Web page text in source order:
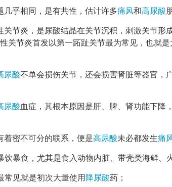
几乎相同，是有共性，估计许多痛风和高尿酸
关节炎，是尿酸结晶在关节沉积，刺激关节形
性关节炎首发以第一跖趾关节最为常见，也就
尿酸不单会损伤关节，还会损害肾脏等器官，
尿酸血症，其根本原因是肝、脾、肾功能下降
着密不可分的联系，便是高尿酸未必都发生痛
饮暴食，尤其是食入动物内脏、带壳类海鲜、
常见就是初次大量使用 降尿酸药；